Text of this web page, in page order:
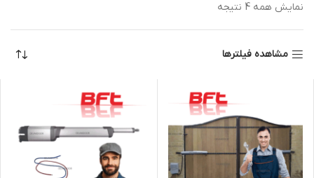
نمایش همه 4 نتیجه
مشاهده فیلترها